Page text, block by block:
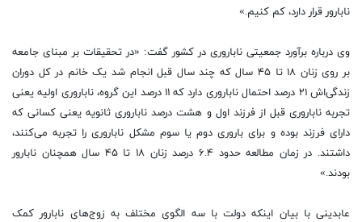
نابارور قرار دارد، کم کنیم.»
وی درباره برآورد جمعیتی ناباروری در کشور گفت: «در تحقیقات بر مبنای جامعه
بر روی زنان ۱۸ تا ۴۵ سال که چند سال قبل انجام شد یک خانم در کل دوران
زندگی‌اش ۲۱ درصد احتمال ناباروری دارد که ۱۱ درصد این گروه، ناباروری اولیه یعنی
تجربه ناباروری قبل از فرزند اول و هشت درصد ناباروری ثانویه یعنی کسانی‌ که
دارای فرزند بوده و برای باروری دوم یا سوم مشکل ناباروری را تجربه می‌کنند،
داشتند. در زمان مطالعه حدود ۶.۴ درصد زنان ۱۸ تا ۴۵ سال همچنان نابارور
بودند.»
عابدینی با بیان اینکه دولت با سه الگوی مختلف به زوج‌های نابارور کمک